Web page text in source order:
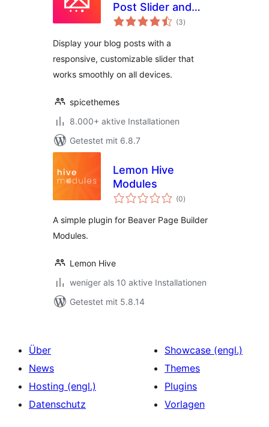
Post Slider and
Banner Slider
(3Bewertungen
insgesamt
)
Display your blog posts with a
responsive, customizable slider that
works smoothly on all devices.
spicethemes
8.000+ aktive Installationen
Getestet mit 6.8.7
Lemon Hive
Modules
(0Bewertungen
insgesamt
)
A simple plugin for Beaver Page Builder
Modules.
Lemon Hive
weniger als 10 aktive Installationen
Getestet mit 5.8.14
Über
News
Hosting (engl.)
Datenschutz
Showcase (engl.)
Themes
Plugins
Vorlagen